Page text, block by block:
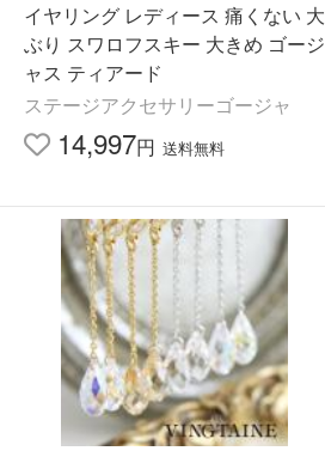
イヤリング レディース 痛くない 大
ぶり スワロフスキー 大きめ ゴージ
ャス ティアード
ステージアクセサリーゴージャ
14,997円 送料無料